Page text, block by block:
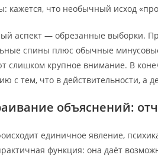
кажется, что необычный исход
аспект — обрезанные выборки.
спины плюс обычные
слишком крупное внимание. В
с тем, что в действительности, а
объяснений:
единичное явление,
функция: она даёт